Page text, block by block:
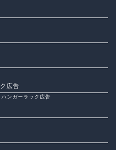
広告
ンガーラック広告